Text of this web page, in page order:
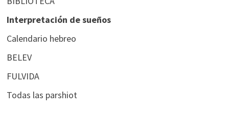
Interpretación de sueños
Calendario hebreo
BELEV
FULVIDA
Todas las parshiot